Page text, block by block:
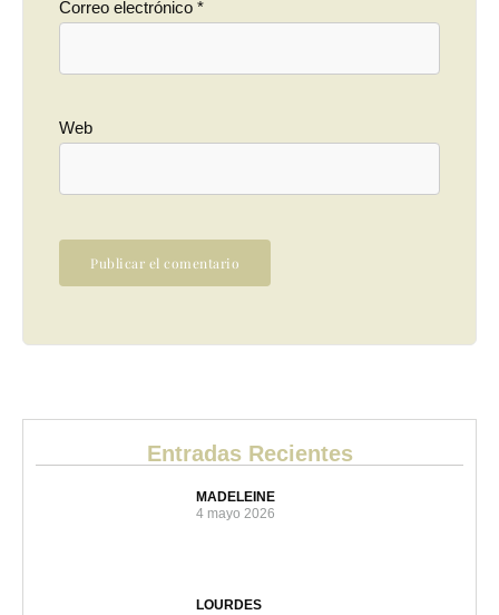
Correo electrónico *
Web
Entradas Recientes
MADELEINE
4 mayo 2026
LOURDES